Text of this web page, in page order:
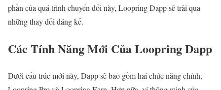
phần của quá trình chuyển đổi này, Loopring Dapp sẽ trải qua
những thay đổi đáng kể.
Các Tính Năng Mới Của Loopring Dapp
Dưới cấu trúc mới này, Dapp sẽ bao gồm hai chức năng chính,